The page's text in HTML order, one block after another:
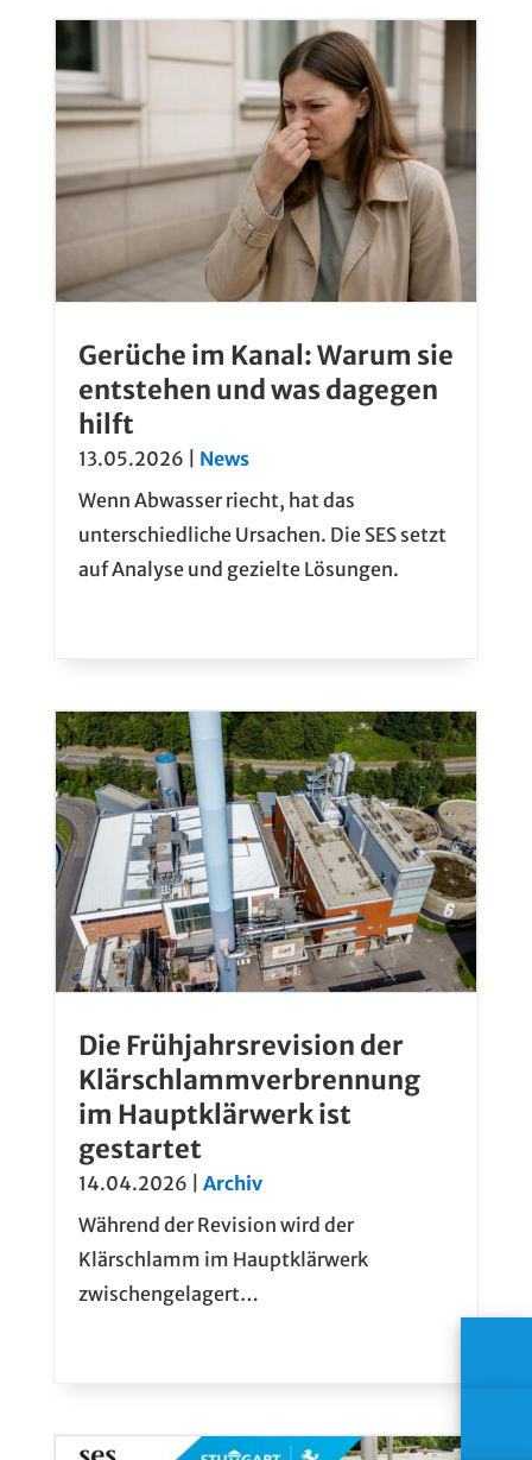
Gerüche im Kanal: Warum sie
entstehen und was dagegen
hilft
13.05.2026
News
Wenn Abwasser riecht, hat das
unterschiedliche Ursachen. Die SES setzt
auf Analyse und gezielte Lösungen.
Die Frühjahrsrevision der
Klärschlammverbrennung
im Hauptklärwerk ist
gestartet
14.04.2026
Archiv
Während der Revision wird der
Klärschlamm im Hauptklärwerk
zwischengelagert…